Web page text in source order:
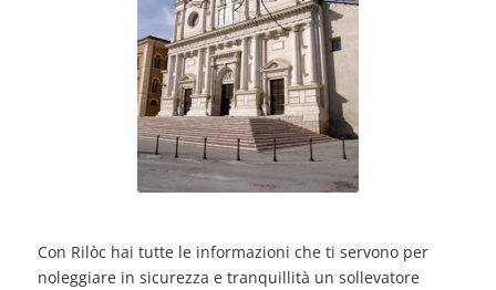
Con Rilòc hai tutte le informazioni che ti servono per
noleggiare in sicurezza e tranquillità un sollevatore